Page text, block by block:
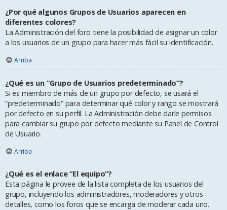
¿Por qué algunos Grupos de Usuarios aparecen en
diferentes colores?
La Administración del foro tiene la posibilidad de asignar un color
a los usuarios de un grupo para hacer más fácil su identificación.
Arriba
¿Qué es un “Grupo de Usuarios predeterminado”?
Si es miembro de más de un grupo por defecto, se usará el
“predeterminado” para determinar qué color y rango se mostrará
por defecto en su perfil. La Administración debe darle permisos
para cambiar su grupo por defecto mediante su Panel de Control
de Usuario.
Arriba
¿Qué es el enlace “El equipo”?
Esta página le provee de la lista completa de los usuarios del
grupo, incluyendo los administradores, moderadores y otros
detalles, como los foros que se encarga de moderar cada uno.